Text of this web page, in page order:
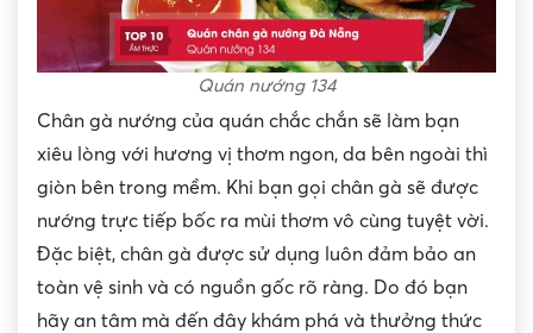
Quán nướng 134
Chân gà nướng của quán chắc chắn sẽ làm bạn
xiêu lòng với hương vị thơm ngon, da bên ngoài thì
giòn bên trong mềm. Khi bạn gọi chân gà sẽ được
nướng trực tiếp bốc ra mùi thơm vô cùng tuyệt vời.
Đặc biệt, chân gà được sử dụng luôn đảm bảo an
toàn vệ sinh và có nguồn gốc rõ ràng. Do đó bạn
hãy an tâm mà đến đây khám phá và thưởng thức